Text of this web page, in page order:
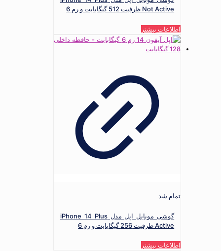
Not Active ظرفیت 512 گیگابایت و رم 6
اطلاعات بیشتر
تمام شد
گوشی موبایل اپل مدل iPhone 14 Plus
Active ظرفیت 256 گیگابایت و رم 6
اطلاعات بیشتر